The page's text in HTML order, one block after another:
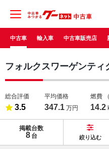
中古車 輸入車 中古車販売店
フォルクスワーゲンティ
総合評価
3.5
平均価格
347.1 万円
燃費
14.2
掲載台数
8 台 絞り込む